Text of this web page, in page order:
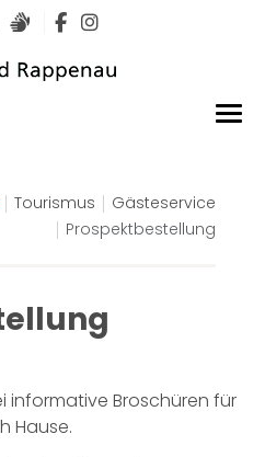
Sprache
Gebärdensprachen
Tourismus
Gästeservice
Prospektbestellung
informative Broschüren für
Hause.